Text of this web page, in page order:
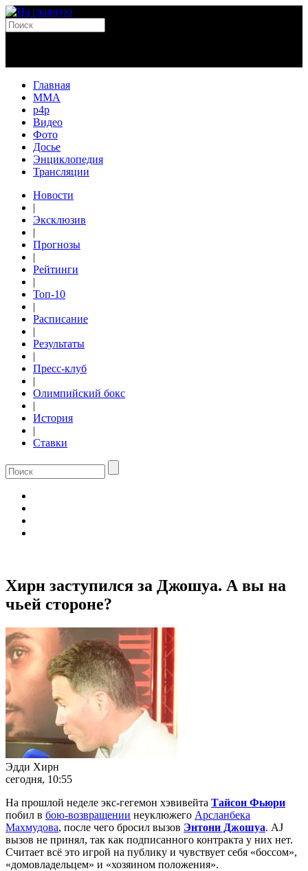
Главная
MMA
p4p
Видео
Фото
Досье
Энциклопедия
Трансляции
Новости
|
Эксклюзив
|
Прогнозы
|
Рейтинги
|
Топ-10
|
Расписание
|
Результаты
|
Пресс-клуб
|
Олимпийский бокс
|
История
|
Ставки
Хирн заступился за Джошуа. А вы на
чьей стороне?
Эдди Хирн
сегодня, 10:55
На прошлой неделе экс-гегемон хэвивейта Тайсон Фьюри
побил в бою-возвращении неуклюжего Арсланбека
Махмудова, после чего бросил вызов Энтони Джошуа. AJ
вызов не принял, так как подписанного контракта у них нет.
Считает всё это игрой на публику и чувствует себя «боссом»,
«домовладельцем» и «хозяином положения».